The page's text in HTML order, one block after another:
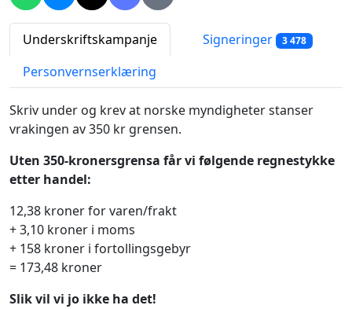
Underskriftskampanje Signeringer 3 478
Personvernserklæring
Skriv under og krev at norske myndigheter stanser
vrakingen av 350 kr grensen.
Uten 350-kronersgrensa får vi følgende regnestykke
etter handel:
12,38 kroner for varen/frakt
+ 3,10 kroner i moms
+ 158 kroner i fortollingsgebyr
= 173,48 kroner
Slik vil vi jo ikke ha det!